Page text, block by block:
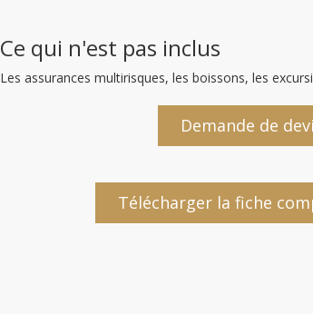
Ce qui n'est pas inclus
Les assurances multirisques, les boissons, les
Demande de
Télécharger la fiche